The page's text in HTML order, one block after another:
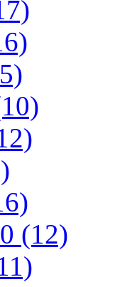
(12)